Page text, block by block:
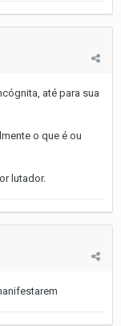
até para sua
o que é ou
lutador.